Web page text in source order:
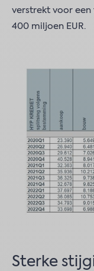
verstrekt voor
400 miljoen EUR.
Sterke